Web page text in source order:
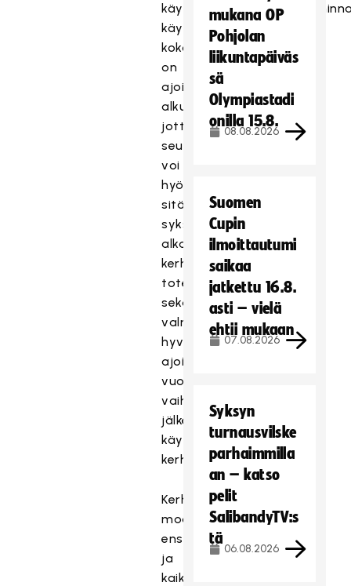
käynnistämistä.
käynnistämisen
kokonaisuus
on
ajoitettu
alkusyksyyn,
jotta
seura
voi
hyödyntää
sitä
syksyllä
alkavien
kerhojen
toteuttamiseen,
sekä
valmistautua
hyvissä
ajoin
vuoden
vaihteen
jälkeen
käynnistyviin
kerhoihin.
Kerhotoiminnan
moduulin
ensimmäinen
ja
kaikille
mukana OP
Pohjolan
liikuntapäiväs
sä
Olympiastadi
onilla 15.8.
08.08.2026
Suomen
Cupin
ilmoittautumi
saikaa
jatkettu 16.8.
asti – vielä
ehtii mukaan
07.08.2026
Syksyn
turnausvilske
parhaimmilla
an – katso
pelit
SalibandyTV:s
tä
06.08.2026